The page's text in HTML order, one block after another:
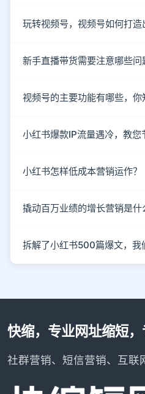
新手直播带货需要注意哪些
视频号的主要功能有哪些，你
小红书爆款IP流量遇冷，教您
小红书怎样低成本营销运作？
撬动百万业绩的增长营销是什
拆解了小红书500篇爆文，我
快缩，专业网址缩短，
社群营销、短信营销、互联